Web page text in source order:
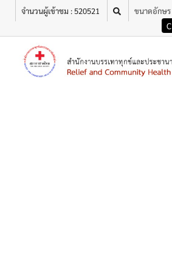
จำนวนผู้เข้าชม : 520521 ขนาดอักษร
C